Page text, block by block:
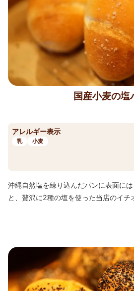
国産小麦の塩
アレルギー表示
乳 小麦
沖縄自然塩を練り込んだパンに表面に
と、贅沢に2種の塩を使った当店のイチ